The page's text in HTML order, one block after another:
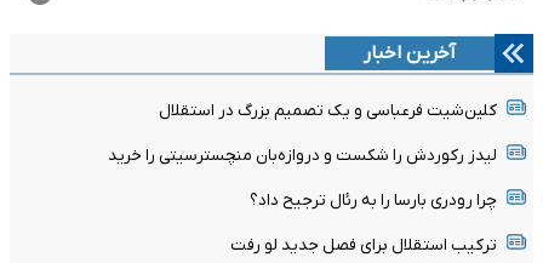
آخرین اخبار
کلین‌شیت فرعباسی و یک تصمیم بزرگ در استقلال
لیدز رکوردش را شکست و دروازه‌بان منچسترسیتی را خرید
چرا رودری بارسا را به رئال ترجیح داد؟
ترکیب استقلال برای فصل جدید لو رفت